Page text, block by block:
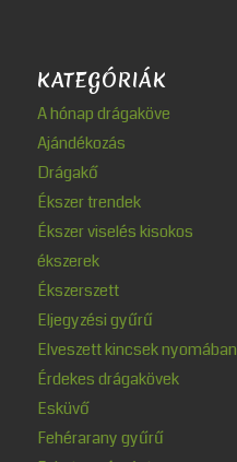
KATEGÓRIÁK
A hónap drágaköve
Ajándékozás
Drágakő
Ékszer trendek
Ékszer viselés kisokos
ékszerek
Ékszerszett
Eljegyzési gyűrű
Elveszett kincsek nyomában
Érdekes drágakövek
Esküvő
Fehérarany gyűrű